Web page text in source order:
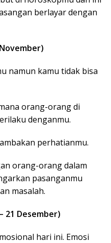
berlayar dengan
namun kamu tidak bisa
orang-orang di
denganmu.
perhatianmu.
orang-orang dalam
pasanganmu
masalah.
21 Desember)
hari ini. Emosi